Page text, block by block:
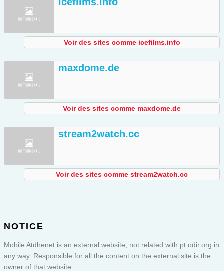
Voir des sites comme icefilms.info
maxdome.de
Voir des sites comme maxdome.de
stream2watch.cc
Voir des sites comme stream2watch.cc
NOTICE
Mobile Atdhenet is an external website, not related with pt.odir.org in
any way. Responsible for all the content on the external site is the
owner of that website.